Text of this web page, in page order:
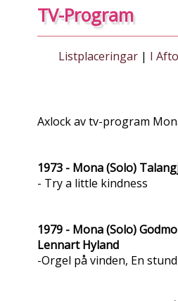
TV-Program
Listplaceringar| I
Axlock av tv-program
1973 - Mona (Solo)
- Try a little kindness
1979 - Mona (Solo)
Lennart Hyland
-Orgel på vinden, En